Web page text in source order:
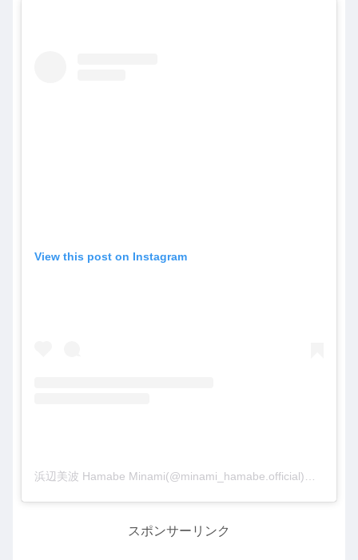
View this post on Instagram
浜辺美波 Hamabe Minami(@minami_hamabe.official)がシェアした投稿
スポンサーリンク